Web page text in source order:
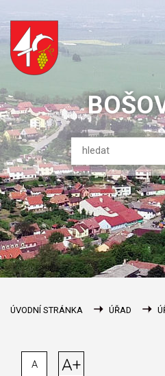
ÚVODNÍ STRÁNKA ÚŘAD
A A+